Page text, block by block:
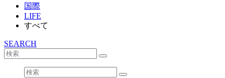
国際
LIFE
すべて
SEARCH